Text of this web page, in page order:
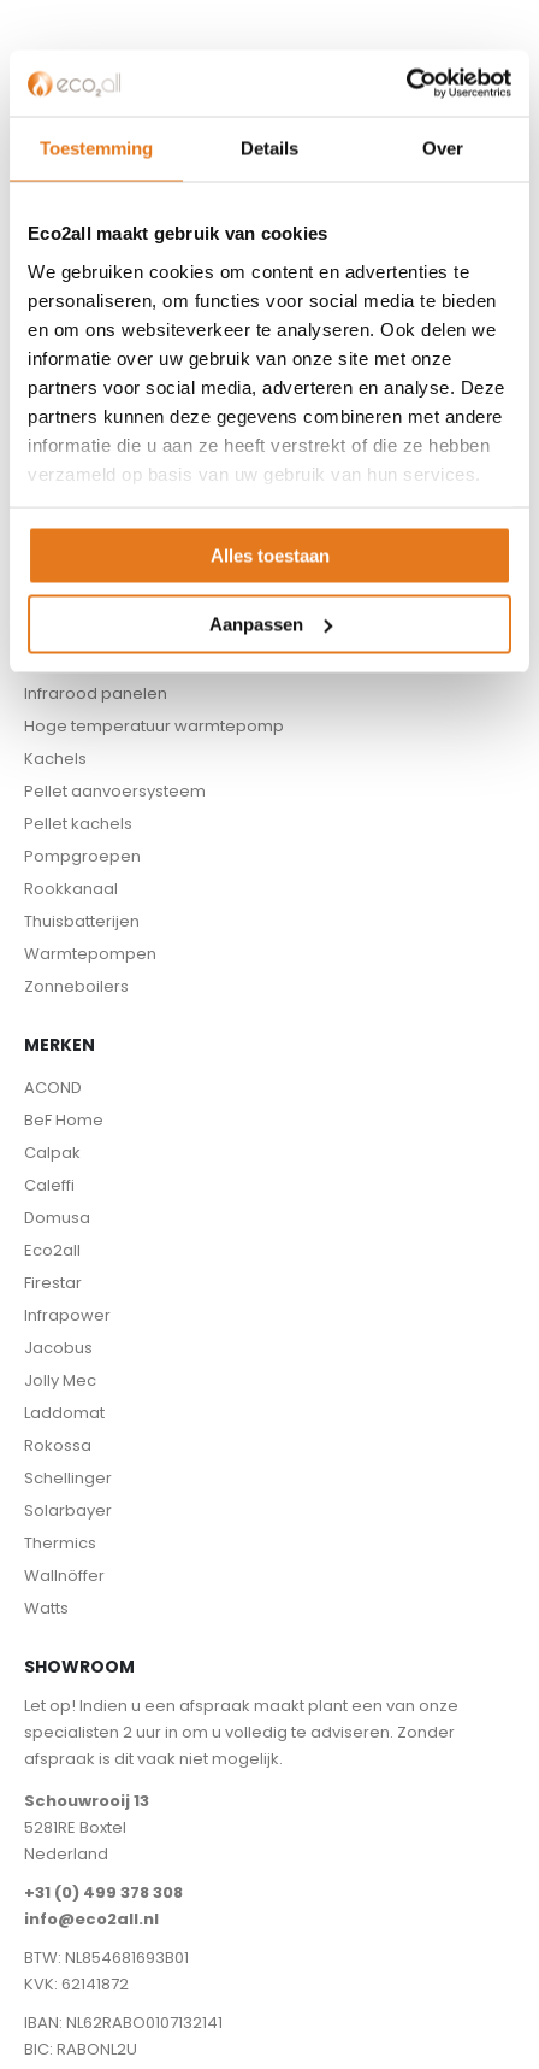
Toestemming Details Over
Eco2all maakt gebruik van cookies
We gebruiken cookies om content en advertenties te
personaliseren, om functies voor social media te bieden
en om ons websiteverkeer te analyseren. Ook delen we
informatie over uw gebruik van onze site met onze
partners voor social media, adverteren en analyse. Deze
partners kunnen deze gegevens combineren met andere
informatie die u aan ze heeft verstrekt of die ze hebben
verzameld op basis van uw gebruik van hun services.
Alles toestaan
Aanpassen
KLANTENSERVICE
Partner worden?
Privacybeleid
Algemene voorwaarden
ISDE-subsidie
Partner Locator
Contact
ASSORTIMENT
Appendages
Boilers
Controllers
CV pellet kachels
Infrarood panelen
Hoge temperatuur warmtepomp
Kachels
Pellet aanvoersysteem
Pellet kachels
Pompgroepen
Rookkanaal
Thuisbatterijen
Warmtepompen
Zonneboilers
MERKEN
ACOND
BeF Home
Calpak
Caleffi
Domusa
Eco2all
Firestar
Infrapower
Jacobus
Jolly Mec
Laddomat
Rokossa
Schellinger
Solarbayer
Thermics
Wallnöffer
Watts
SHOWROOM
Let op! Indien u een afspraak maakt plant een van onze
specialisten 2 uur in om u volledig te adviseren. Zonder
afspraak is dit vaak niet mogelijk.
Schouwrooij 13
5281RE Boxtel
Nederland
+31 (0) 499 378 308
info@eco2all.nl
BTW: NL854681693B01
KVK: 62141872
IBAN: NL62RABO0107132141
BIC: RABONL2U